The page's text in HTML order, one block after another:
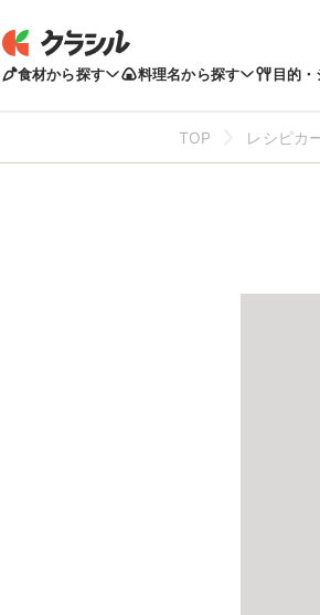
食材から探す 料理名から探す 目的
TOP レシピカ